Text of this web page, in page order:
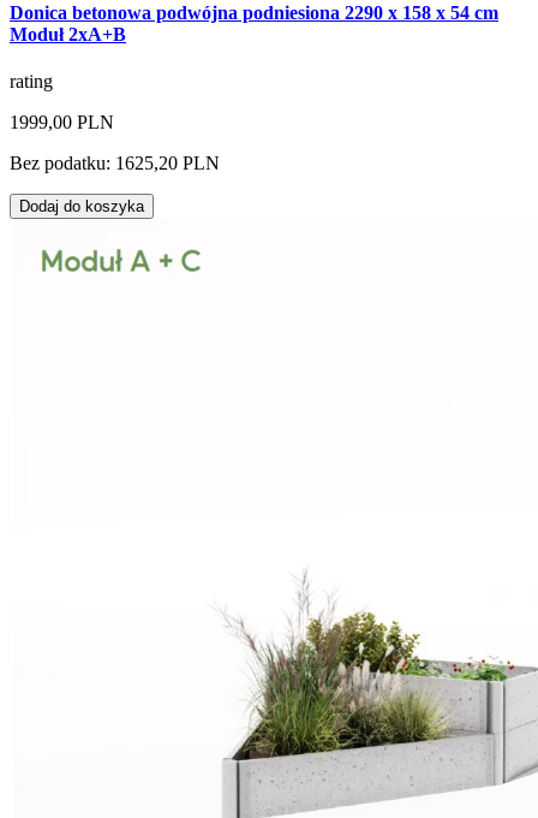
Donica betonowa podwójna podniesiona 2290 x 158 x 54 cm
Moduł 2xA+B
rating
1999,00 PLN
Bez podatku: 1625,20 PLN
Dodaj do koszyka